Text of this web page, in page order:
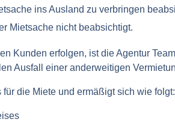
ins Ausland zu verbringen
Mietsache nicht beabsichtigt.
Kunden erfolgen, ist die Agentur
Ausfall einer anderweitigen
die Miete und ermäßigt sich wie folgt: